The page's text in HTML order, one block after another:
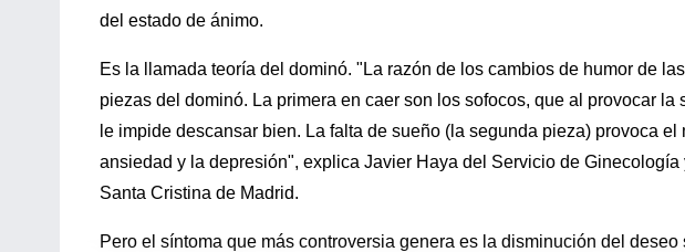
del estado de ánimo.
Es la llamada teoría del dominó. "La razón de los cambios de humor de
piezas del dominó. La primera en caer son los sofocos, que al provocar
le impide descansar bien. La falta de sueño (la segunda pieza) provoca
ansiedad y la depresión", explica Javier Haya del Servicio de
Santa Cristina de Madrid.
Pero el síntoma que más controversia genera es la disminución del